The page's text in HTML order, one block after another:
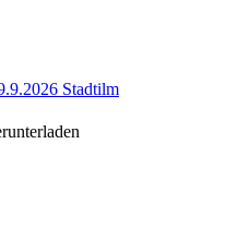
Stadtilm